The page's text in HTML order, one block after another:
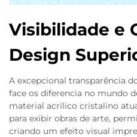
Visibilidade e
Design
A excepcional transparência
face os diferencia no mundo
material acrílico cristalino
para exibir obras de arte,
criando um efeito visual